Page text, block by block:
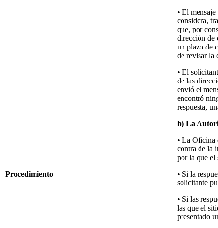
Procedimiento
• El
considera,
que, por
dirección de
un plazo de
de revisar la
• El
de las
envió el
encontró
respuesta,
b) La
• La Oficina
contra de la
por la que el
• Si la
solicitante
• Si las
las que el
presentado